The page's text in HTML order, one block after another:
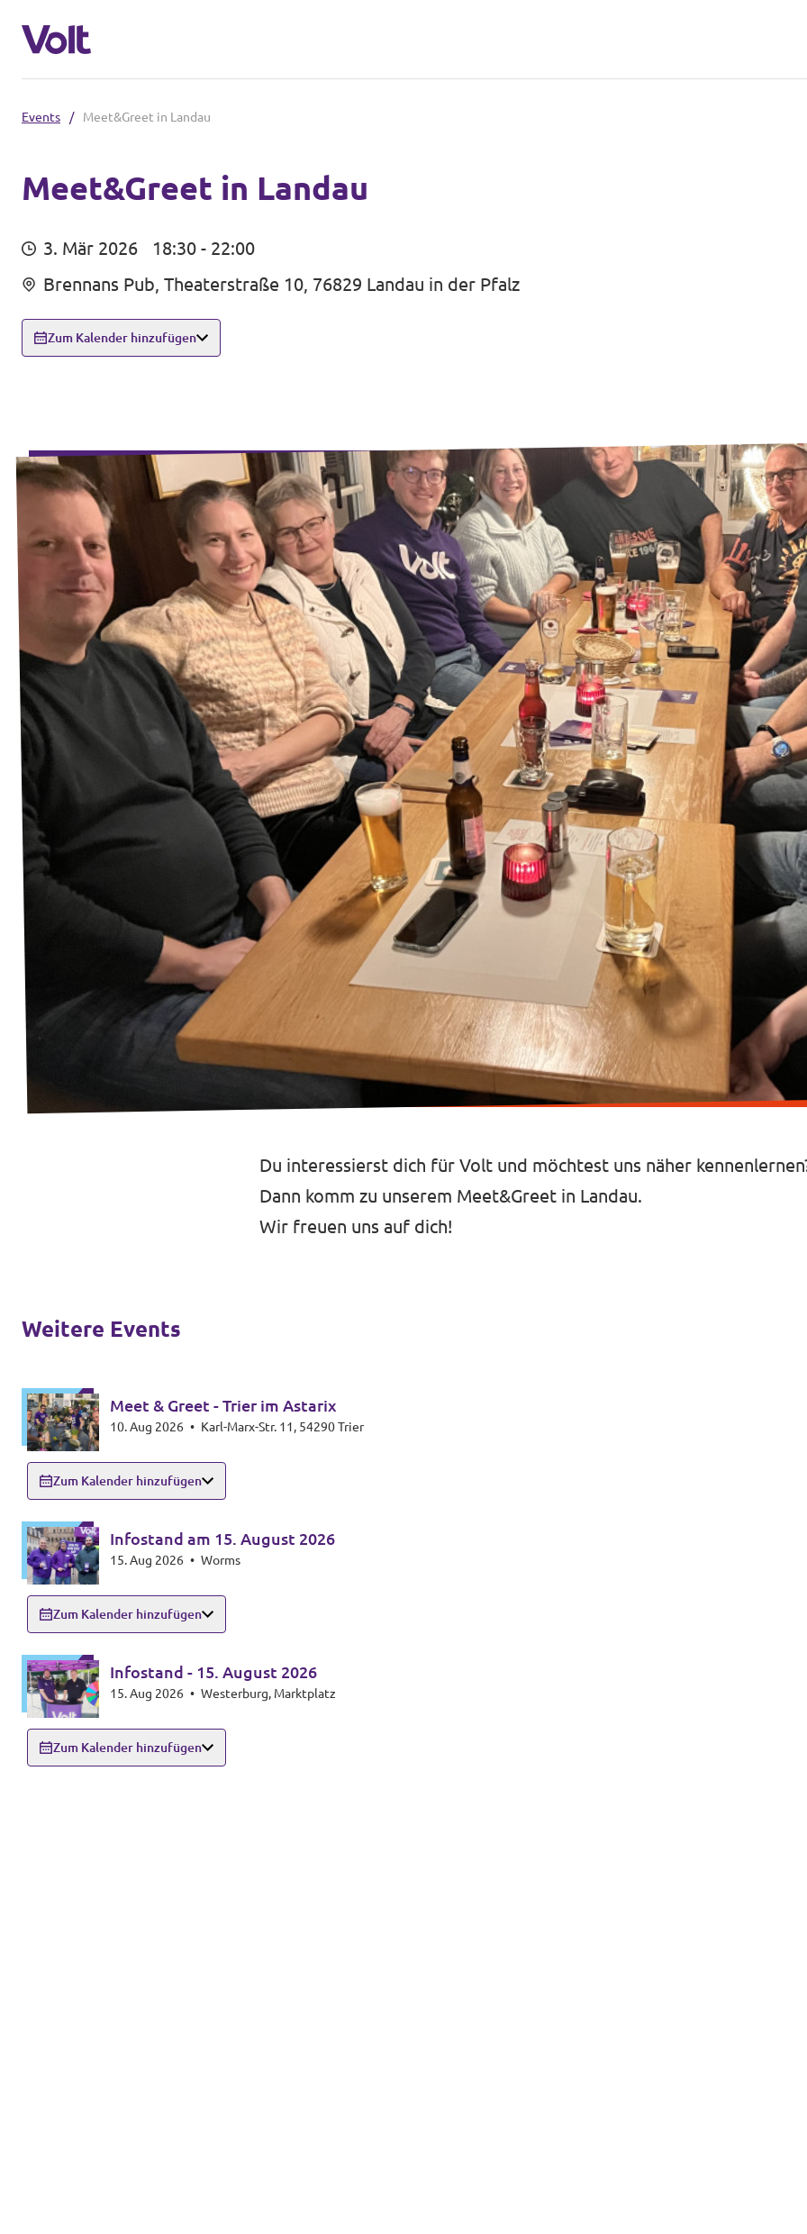
Volt Rheinland-Pfalz
Homepage
Videos & Reels
Volt in Deutschland
Volt Deutschland Merchandise Shop
Menschen
Mache bei uns mit!
Deine Spende für Volt!
Jobs bei Volt RLP
Videos & Reels
Unterstütze Volt
Transparenz
Datenschutz
Impressum
Kontakt
Events / Meet&Greet in Landau
Meet&Greet in Landau
3. Mär 2026
18:30 - 22:00
Brennans Pub, Theaterstraße 10, 76829 Landau in der Pfalz
Zum Kalender hinzufügen
Du interessierst dich für Volt und möchtest uns näher
Dann komm zu unserem Meet&Greet in Landau.
Wir freuen uns auf dich!
Weitere Events
Meet & Greet - Trier im Astarix
10. Aug 2026 • Karl-Marx-Str. 11, 54290 Trier
Zum Kalender hinzufügen
Infostand am 15. August 2026
15. Aug 2026 • Worms
Zum Kalender hinzufügen
Infostand - 15. August 2026
15. Aug 2026 • Westerburg, Marktplatz
Zum Kalender hinzufügen